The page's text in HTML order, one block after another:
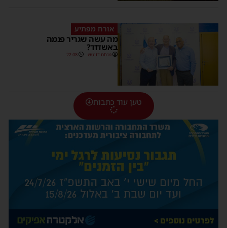
אורח מפתיע
מה עשה שגריר פנמה
באשדוד?
מנחם דויטש 22:08
טען עוד כתבות